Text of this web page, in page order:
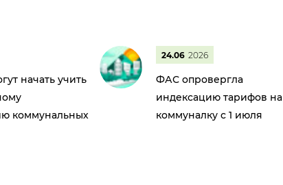
начать учить
коммунальных
24.06 2026
ФАС опровергла
индексацию тарифов на
коммуналку с 1 июля